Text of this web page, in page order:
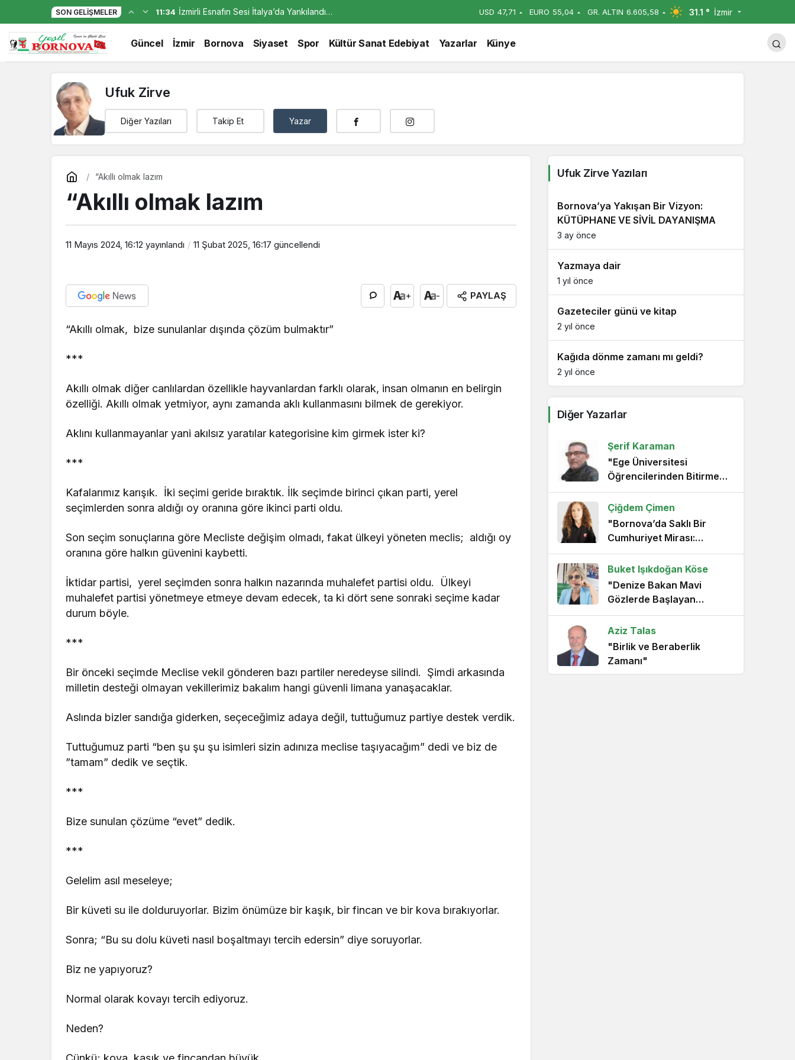
SON GELIŞMELER 11:34 İzmirli Esnafın Sesi İtalya’da Yankılandı… USD 47,71 EURO 55,04 GR. ALTIN 6.605,58 31.1 ° İzmir
Güncel İzmir Bornova Siyaset Spor Kültür Sanat Edebiyat Yazarlar Künye
Ufuk Zirve
Diğer Yazıları Takip Et Yazar
“Akıllı olmak lazım
“Akıllı olmak lazım
11 Mayıs 2024, 16:12 yayınlandı 11 Şubat 2025, 16:17 güncellendi
+ - PAYLAŞ
“Akıllı olmak, bize sunulanlar dışında çözüm bulmaktır”
***
Akıllı olmak diğer canlılardan özellikle hayvanlardan farklı olarak, insan olmanın en belirgin
özelliği. Akıllı olmak yetmiyor, aynı zamanda aklı kullanmasını bilmek de gerekiyor.
Aklını kullanmayanlar yani akılsız yaratılar kategorisine kim girmek ister ki?
***
Kafalarımız karışık. İki seçimi geride bıraktık. İlk seçimde birinci çıkan parti, yerel
seçimlerden sonra aldığı oy oranına göre ikinci parti oldu.
Son seçim sonuçlarına göre Mecliste değişim olmadı, fakat ülkeyi yöneten meclis; aldığı oy
oranına göre halkın güvenini kaybetti.
İktidar partisi, yerel seçimden sonra halkın nazarında muhalefet partisi oldu. Ülkeyi
muhalefet partisi yönetmeye etmeye devam edecek, ta ki dört sene sonraki seçime kadar
durum böyle.
***
Bir önceki seçimde Meclise vekil gönderen bazı partiler neredeyse silindi. Şimdi arkasında
milletin desteği olmayan vekillerimiz bakalım hangi güvenli limana yanaşacaklar.
Aslında bizler sandığa giderken, seçeceğimiz adaya değil, tuttuğumuz partiye destek verdik.
Tuttuğumuz parti “ben şu şu şu isimleri sizin adınıza meclise taşıyacağım” dedi ve biz de
”tamam” dedik ve seçtik.
***
Bize sunulan çözüme “evet” dedik.
***
Gelelim asıl meseleye;
Bir küveti su ile dolduruyorlar. Bizim önümüze bir kaşık, bir fincan ve bir kova bırakıyorlar.
Sonra; “Bu su dolu küveti nasıl boşaltmayı tercih edersin” diye soruyorlar.
Biz ne yapıyoruz?
Normal olarak kovayı tercih ediyoruz.
Neden?
“Akıllı olmak lazım Yorum Yap
Ufuk Zirve Yazıları
Bornova’ya Yakışan Bir Vizyon:
KÜTÜPHANE VE SİVİL DAYANIŞMA
3 ay önce
Yazmaya dair
1 yıl önce
Gazeteciler günü ve kitap
2 yıl önce
Kağıda dönme zamanı mı geldi?
2 yıl önce
Diğer Yazarlar
Şerif Karaman
"Ege Üniversitesi
Öğrencilerinden Bitirme
Projesi Çekimi"
Çiğdem Çimen
"Bornova’da Saklı Bir
Cumhuriyet Mirası:
Zeytinin Hafızası"
Buket Işıkdoğan Köse
"Denize Bakan Mavi
Gözlerde Başlayan
Direniş"
Aziz Talas
"Birlik ve Beraberlik
Zamanı"